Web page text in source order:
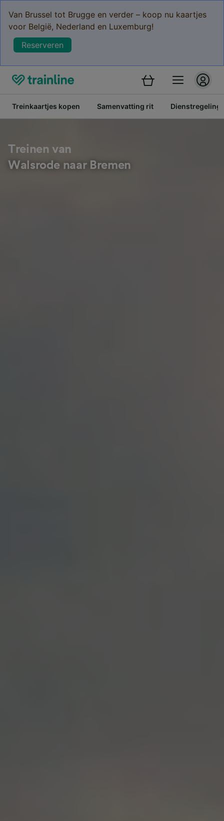
Van Brussel tot Brugge en verder – koop nu kaartjes
voor België, Nederland en Luxemburg!
Reserveren
Treinkaartjes kopen Samenvatting rit Dienstregeling
Treinen van
Walsrode naar Bremen